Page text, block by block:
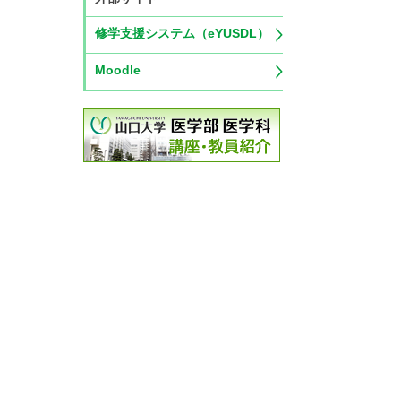
修学支援システム（eYUSDL）
Moodle